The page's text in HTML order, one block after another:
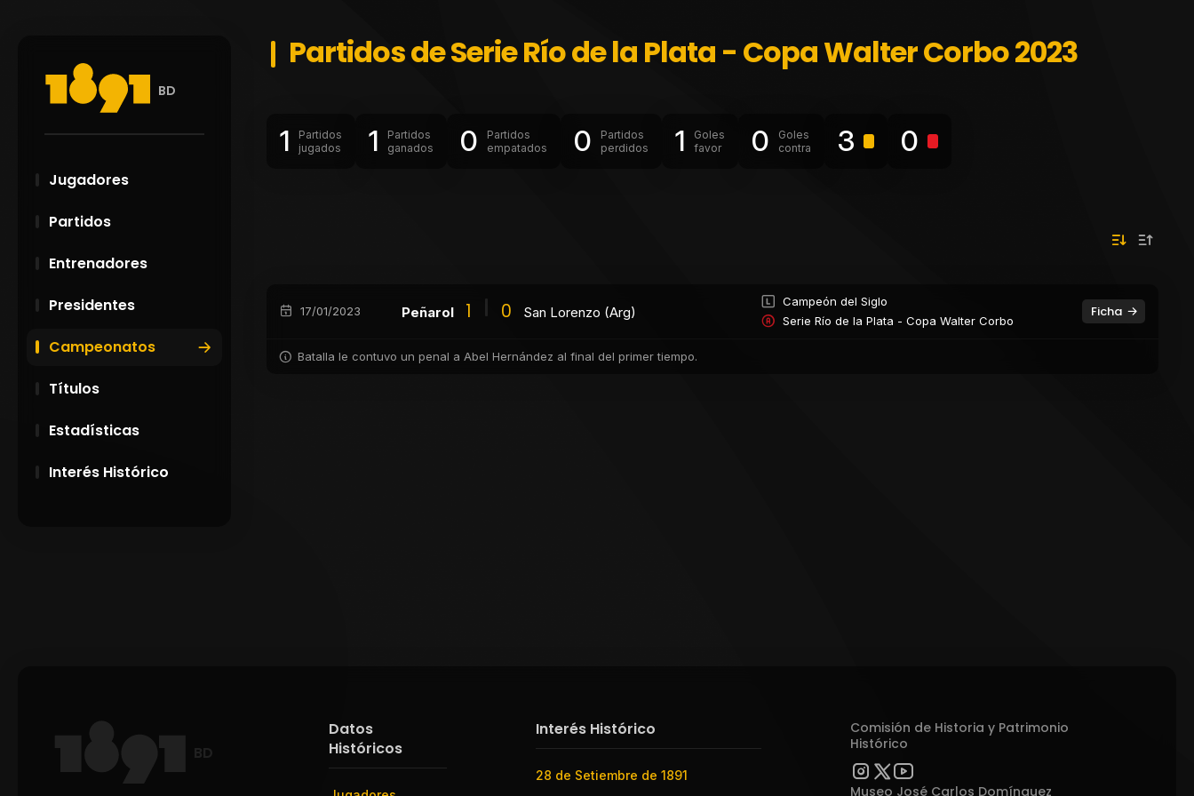
BD
Jugadores
Partidos
Entrenadores
Presidentes
Campeonatos
Títulos
Estadísticas
Interés Histórico
Partidos de Serie Río de la Plata - Copa Walter Corbo 2023
1
Partidos
jugados
1
Partidos
ganados
0
Partidos
empatados
0
Partidos
perdidos
1
Goles
favor
0
Goles
contra
3 0
17/01/2023 Peñarol 1 0 San Lorenzo (Arg)
Campeón del Siglo
Serie Río de la Plata - Copa Walter Corbo
Ficha
Batalla le contuvo un penal a Abel Hernández al final del primer tiempo.
BD
Datos
Históricos
Interés Histórico
28 de Setiembre de 1891
Comisión de Historia y Patrimonio
Histórico
Museo José Carlos Domínguez